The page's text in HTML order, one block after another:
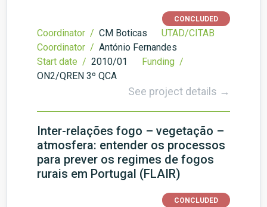
CONCLUDED
Coordinator / CM Boticas
UTAD/CITAB
Coordinator / António Fernandes
Start date / 2010/01
Funding /
ON2/QREN 3º QCA
See project details →
Inter-relações fogo – vegetação –
atmosfera: entender os processos
para prever os regimes de fogos
rurais em Portugal (FLAIR)
CONCLUDED